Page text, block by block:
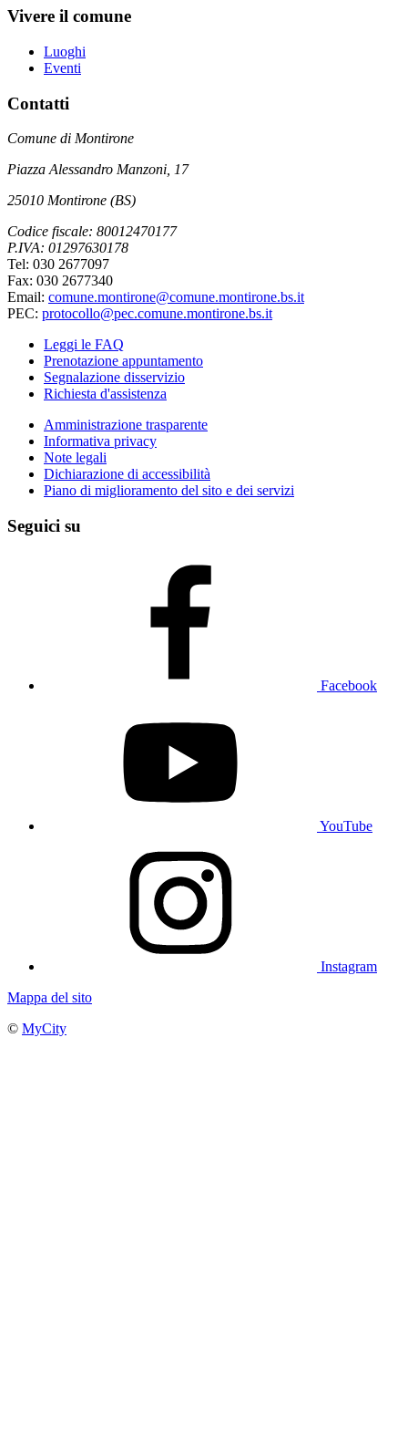
Vivere il comune
Luoghi
Eventi
Contatti
Comune di Montirone
Piazza Alessandro Manzoni, 17
25010 Montirone (BS)
Codice fiscale: 80012470177
P.IVA: 01297630178
Tel: 030 2677097
Fax: 030 2677340
Email: comune.montirone@comune.montirone.bs.it
PEC: protocollo@pec.comune.montirone.bs.it
Leggi le FAQ
Prenotazione appuntamento
Segnalazione disservizio
Richiesta d'assistenza
Amministrazione trasparente
Informativa privacy
Note legali
Dichiarazione di accessibilità
Piano di miglioramento del sito e dei servizi
Seguici su
Facebook
YouTube
Instagram
Mappa del sito
© MyCity